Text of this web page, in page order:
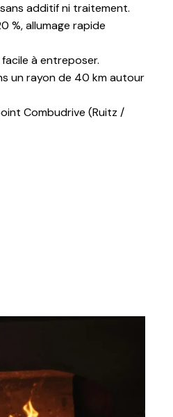
8 cm
< 20 %
additif ni traitement.
%, allumage rapide
à entreposer.
un rayon de 40 km autour
Combudrive (Ruitz /